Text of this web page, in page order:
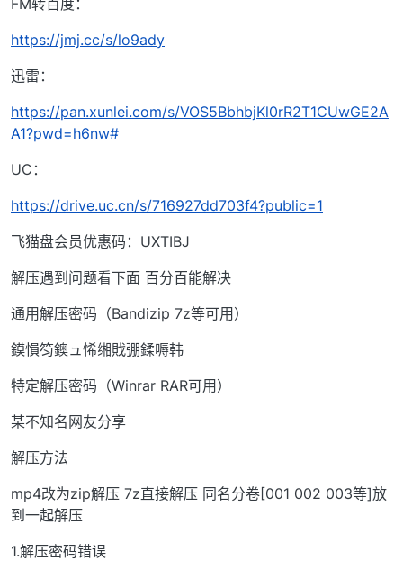
https://jmj.cc/s/lo9ady
迅雷：
https://pan.xunlei.com/s/VOS5BbhbjKl0rR2T1CUwGE2A
A1?pwd=h6nw#
UC：
https://drive.uc.cn/s/716927dd703f4?public=1
飞猫盘会员优惠码：UXTIBJ
解压遇到问题看下面 百分百能解决
通用解压密码（Bandizip 7z等可用）
鏌愪笉鐭ュ悕缃戝弸鍒嗕韩
特定解压密码（Winrar RAR可用）
某不知名网友分享
解压方法
mp4改为zip解压 7z直接解压 同名分卷[001 002 003等]放
到一起解压
1.解压密码错误